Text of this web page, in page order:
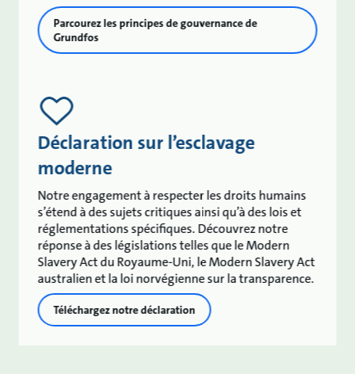
Parcourez les principes de gouvernance de
Grundfos
Déclaration sur l’esclavage
moderne
Notre engagement à respecter les droits humains
s’étend à des sujets critiques ainsi qu’à des lois et
réglementations spécifiques. Découvrez notre
réponse à des législations telles que le Modern
Slavery Act du Royaume-Uni, le Modern Slavery Act
australien et la loi norvégienne sur la transparence.
Téléchargez notre déclaration